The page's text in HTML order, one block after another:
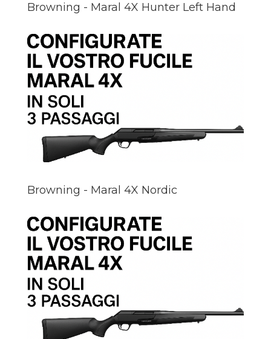
Browning - Maral 4X Hunter Left Hand
Browning - Maral 4X Nordic